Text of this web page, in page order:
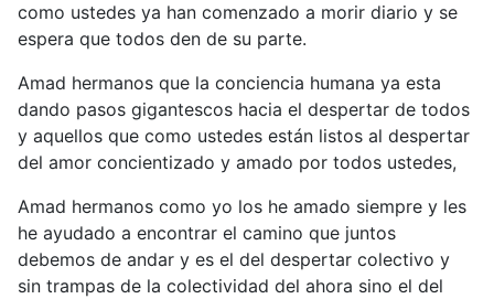
como ustedes ya han comenzado a morir diario y se
espera que todos den de su parte.
Amad hermanos que la conciencia humana ya esta
dando pasos gigantescos hacia el despertar de todos
y aquellos que como ustedes están listos al despertar
del amor concientizado y amado por todos ustedes,
Amad hermanos como yo los he amado siempre y les
he ayudado a encontrar el camino que juntos
debemos de andar y es el del despertar colectivo y
sin trampas de la colectividad del ahora sino el del